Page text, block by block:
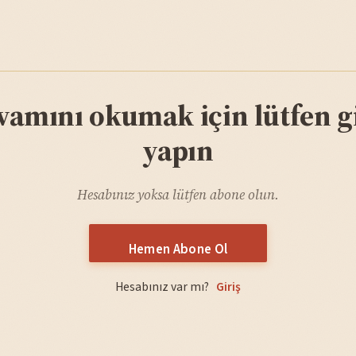
okumak için lütfen
yapın
Hesabınız yoksa lütfen abone olun.
Hemen Abone Ol
Hesabınız var mı? Giriş